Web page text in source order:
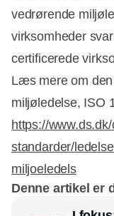
vedrørende
virksomheder
certificerede
Læs mere om
miljøledelse, ISO
https://
standarder/
miljoeledels
Denne artikel er